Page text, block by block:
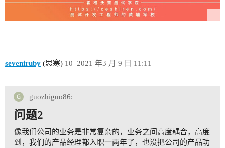
seveniruby (思寒) 2021 年3 月 9 日 11:11
10
guozhiguo86:
问题2
像我们公司的业务是非常复杂的，业务之间高度耦合，高度
到，我们的产品经理都入职一两年了，也没把公司的产品功